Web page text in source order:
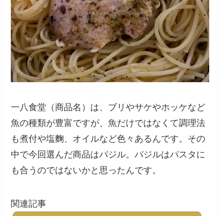
一八食堂（商品名）は、ブリやサケやホッケなど
魚の種類が豊富ですが、魚だけではなくて調理法
も煮付や塩麴、オイルなど色々あるんです。その
中で今回選んだ商品はバジル。バジルはパスタに
も合うのではないかと思ったんです。
関連記事